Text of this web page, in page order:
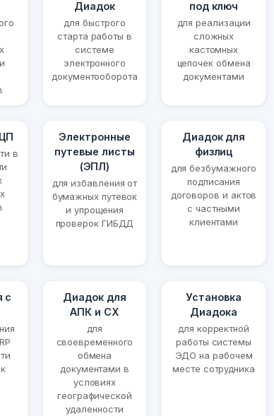
Диадок
для быстрого
старта работы в
системе
электронного
документооборота
под ключ
для реализации
сложных
кастомных
цепочек обмена
документами
в
Электронные
путевые листы
(ЭПЛ)
для избавления от
бумажных путевок
и упрощения
проверок ГИБДД
Диадок для
физлиц
для безбумажного
подписания
договоров и актов
с частными
клиентами
с
Диадок для
АПК и СХ
для
своевременного
обмена
документами в
условиях
географической
удаленности
Установка
Диадока
для корректной
работы системы
ЭДО на рабочем
месте сотрудника